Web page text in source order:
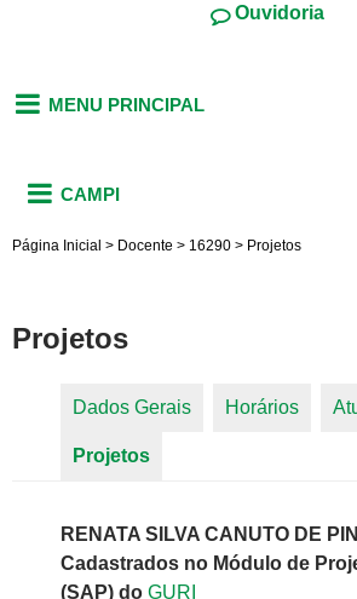
Ouvidoria
MENU PRINCIPAL
CAMPI
Página Inicial > Docente > 16290 > Projetos
Projetos
Dados Gerais Horários
Projetos
RENATA SILVA CANUTO DE
Cadastrados no Módulo de
(SAP) do GURI